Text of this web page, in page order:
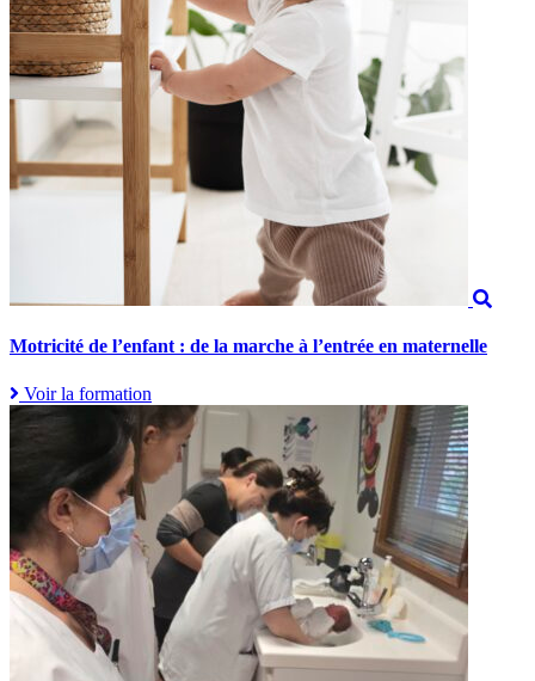
Motricité de l’enfant : de la marche à l’entrée en maternelle
Voir la formation